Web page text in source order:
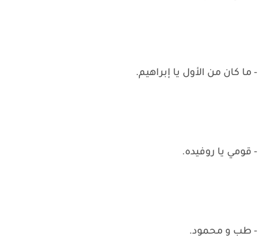
- ما كان من الأول يا إبراهيم.
- قومي يا روفيده.
- طب و محمود.